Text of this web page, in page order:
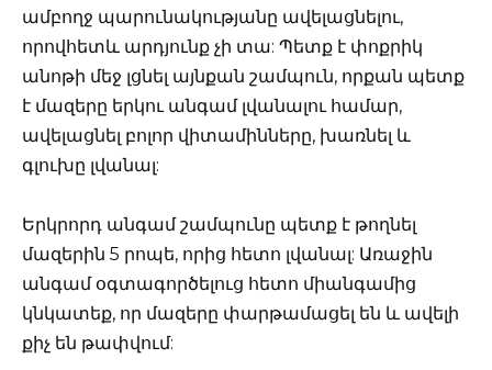
ամբողջ պարունակությանը ավելացնելու,
որովհետև արդյունք չի տա: Պետք է փոքրիկ
անոթի մեջ լցնել այնքան շամպուն, որքան պետք
է մազերը երկու անգամ լվանալու համար,
ավելացնել բոլոր վիտամինները, խառնել և
գլուխը լվանալ:
Երկրորդ անգամ շամպունը պետք է թողնել
մազերին 5 րոպե, որից հետո լվանալ: Առաջին
անգամ օգտագործելուց հետո միանգամից
կնկատեք, որ մազերը փարթամացել են և ավելի
քիչ են թափվում: